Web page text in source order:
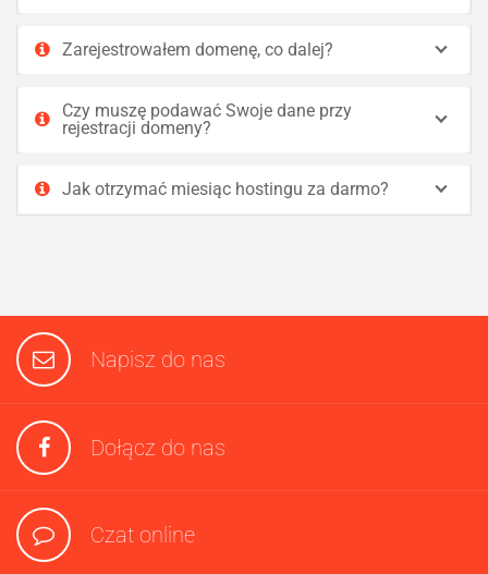
Zarejestrowałem domenę, co dalej?
Czy muszę podawać Swoje dane przy
rejestracji domeny?
Jak otrzymać miesiąc hostingu za darmo?
Napisz do nas
Dołącz do nas
Czat online